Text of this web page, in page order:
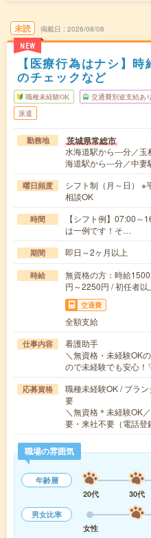
未読
NEW
掲載日 2026/08/08
【医療行為はナシ】
のチェックなど
職種未経験OK 交通費別途支給あり
派遣
勤務地 茨城県常総市
水海道駅から---分／
海道駅から---分／中妻
曜日頻度
シフト制（月～日） ※
相談OK
時間
【シフト例】07:00
は一例です！そ…
期間 即日～2ヶ月以上
時給
無資格の方：時給
円～2250円 / 初任者
交通費
全額支給
仕事内容
看護助手
＼無資格・未経験OK
ので未経験でも安心
応募資格
職種未経験OK / ブラ
要
＼無資格＊未経験OK
要・来社不要（電話
職場の雰囲気
年齢層
20代
30代
男女比率
女性